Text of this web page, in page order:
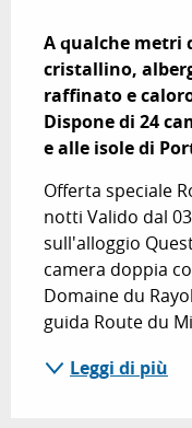
A qualche metri
cristallino,
raffinato e
Dispone di 24
e alle isole di
Offerta speciale
notti Valido dal
sull'alloggio
camera doppia
Domaine du
guida Route du
Leggi di più